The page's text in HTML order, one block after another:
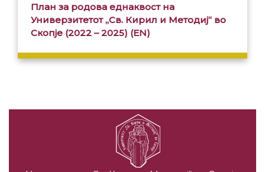
План за родова еднаквост на
Универзитетот „Св. Кирил и Методиј“ во
Скопје (2022 – 2025) (EN)